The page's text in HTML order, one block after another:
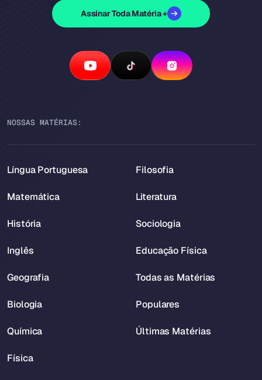
Assinar Toda Matéria +
NOSSAS MATÉRIAS:
Língua Portuguesa
Matemática
História
Inglês
Geografia
Biologia
Química
Física
Filosofia
Literatura
Sociologia
Educação Física
Todas as Matérias
Populares
Últimas Matérias